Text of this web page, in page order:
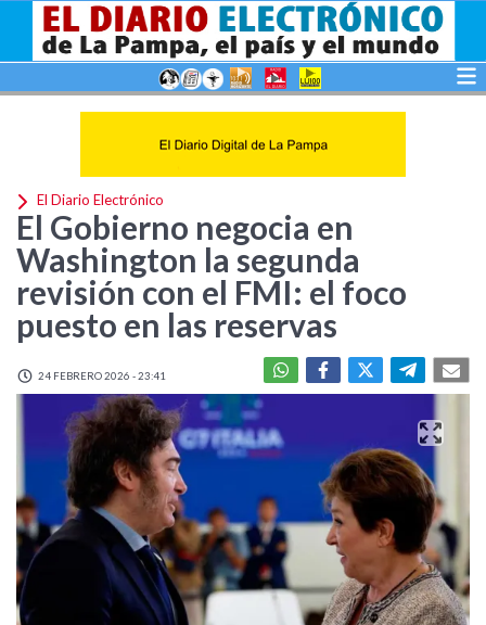
El Diario Electrónico
El Gobierno negocia en
Washington la segunda
revisión con el FMI: el foco
puesto en las reservas
24 FEBRERO 2026 - 23:41